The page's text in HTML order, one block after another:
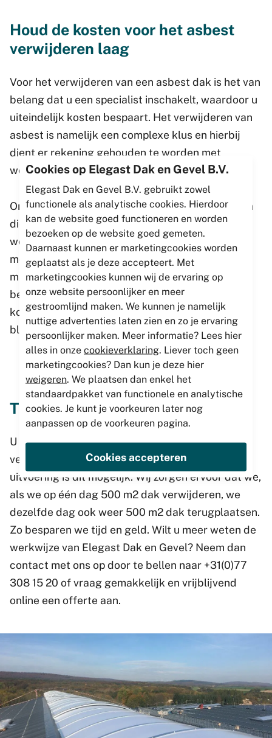
Houd de kosten voor het asbest
verwijderen laag
Voor het verwijderen van een asbest dak is het van
belang dat u een specialist inschakelt, waardoor u
uiteindelijk kosten bespaart. Het verwijderen van
asbest is namelijk een complexe klus en hierbij
dient er rekening gehouden te worden met
wettelijke regels.
Onze asbest verwijderaars voldoen aan alle eisen
die gesteld worden aan deze werkzaamheden en
werken dan ook altijd nauw samen met de
monteurs van de nieuwe dakbedekking. Op deze
manier ondervindt uw productieproces hier
beperkt overlast van, waardoor de bijkomende
kosten van het verwijderen van asbest beperkt
blijven.
Tijd en geld besparen
U wilt natuurlijk kosten besparen op het
verwijderen van asbest. Door onze efficiënte
uitvoering is dit mogelijk. Wij zorgen ervoor dat we,
als we op één dag 500 m2 dak verwijderen, we
dezelfde dag ook weer 500 m2 dak terugplaatsen.
Zo besparen we tijd en geld. Wilt u meer weten de
werkwijze van Elegast Dak en Gevel? Neem dan
contact met ons op door te bellen naar +31(0)77
308 15 20 of vraag gemakkelijk en vrijblijvend
online een offerte aan.
Cookies op Elegast Dak en Gevel B.V.
Elegast Dak en Gevel B.V. gebruikt zowel
functionele als analytische cookies. Hierdoor
kan de website goed functioneren en worden
bezoeken op de website goed gemeten.
Daarnaast kunnen er marketingcookies worden
geplaatst als je deze accepteert. Met
marketingcookies kunnen wij de ervaring op
onze website persoonlijker en meer
gestroomlijnd maken. We kunnen je namelijk
nuttige advertenties laten zien en zo je ervaring
persoonlijker maken. Meer informatie? Lees hier
alles in onze cookieverklaring. Liever toch geen
marketingcookies? Dan kun je deze hier
weigeren. We plaatsen dan enkel het
standaardpakket van functionele en analytische
cookies. Je kunt je voorkeuren later nog
aanpassen op de voorkeuren pagina.
Cookies accepteren